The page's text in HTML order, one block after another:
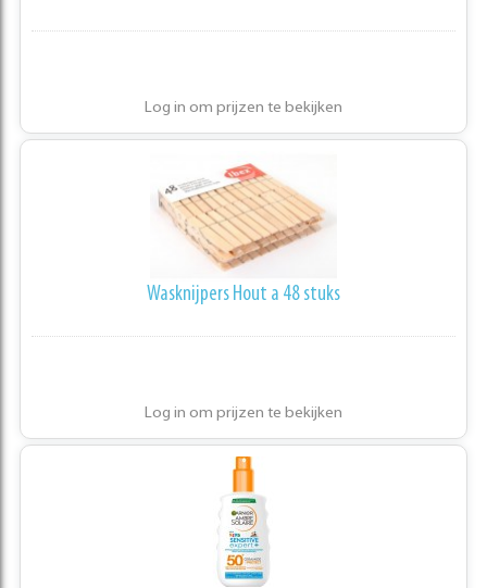
Log in om prijzen te bekijken
Wasknijpers Hout a 48 stuks
Log in om prijzen te bekijken